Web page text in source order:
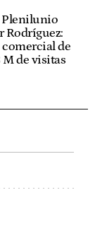
Plenilunio
Rodríguez:
de
M de visitas